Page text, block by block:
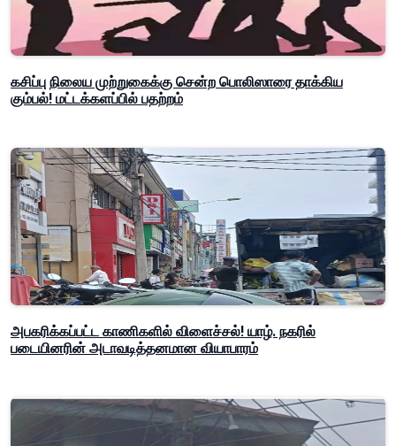
கசிப்பு நிலைய முற்றுகைக்கு சென்ற பொலிஸாரை தாக்கிய
கும்பல்! மட்டக்களப்பில் பதற்றம்
அபகரிக்கப்பட்ட காணிகளில் விளைச்சல்! யாழ். நகரில்
படையினரின் அடாவடித்தனமான வியாபாரம்